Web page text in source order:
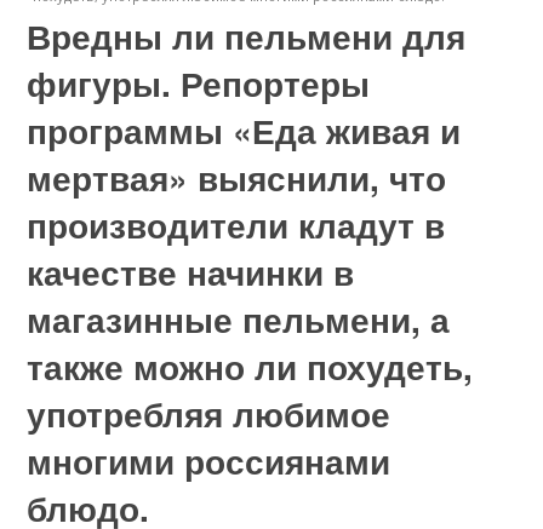
Вредны ли пельмени для
фигуры. Репортеры
программы «Еда живая и
мертвая» выяснили, что
производители кладут в
качестве начинки в
магазинные пельмени, а
также можно ли похудеть,
употребляя любимое
многими россиянами
блюдо.